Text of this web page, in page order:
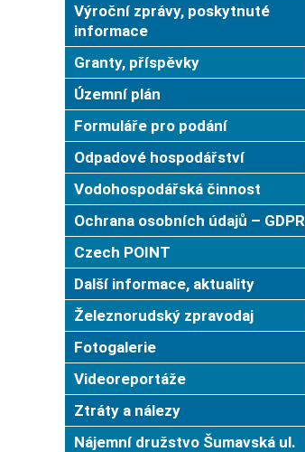
Výroční zprávy, poskytnuté
informace
Granty, příspěvky
Územní plán
Formuláře pro podání
Odpadové hospodářství
Vodohospodářská činnost
Ochrana osobních údajů – GDPR
Czech POINT
Další informace, aktuality
Železnorudský zpravodaj
Fotogalerie
Videoreportáže
Ztráty a nálezy
Nájemní družstvo Šumavská ul.